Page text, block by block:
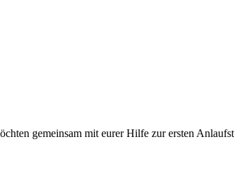
gemeinsam mit eurer Hilfe zur ersten